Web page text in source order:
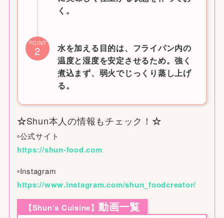
く。
POINT
2
水を加える目的は、フライパン内の
温度と湿度を安定させるため。強く
煮込まず、弱火でじっくり蒸し上げ
る。
☆Shun本人の情報もチェック！ ☆
▫公式サイト
https://shun-food.com
▫︎Instagram
https://www.instagram.com/shun_foodcreator/
【Shun’s Cuisine】 動画一覧